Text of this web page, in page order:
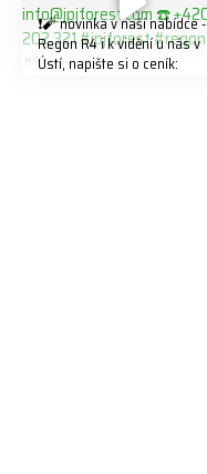
❗️🧨 novinka v naší nabídce -
Regon R4 ℹ️ k vidění u nás v
Ústí, napište si o ceník: